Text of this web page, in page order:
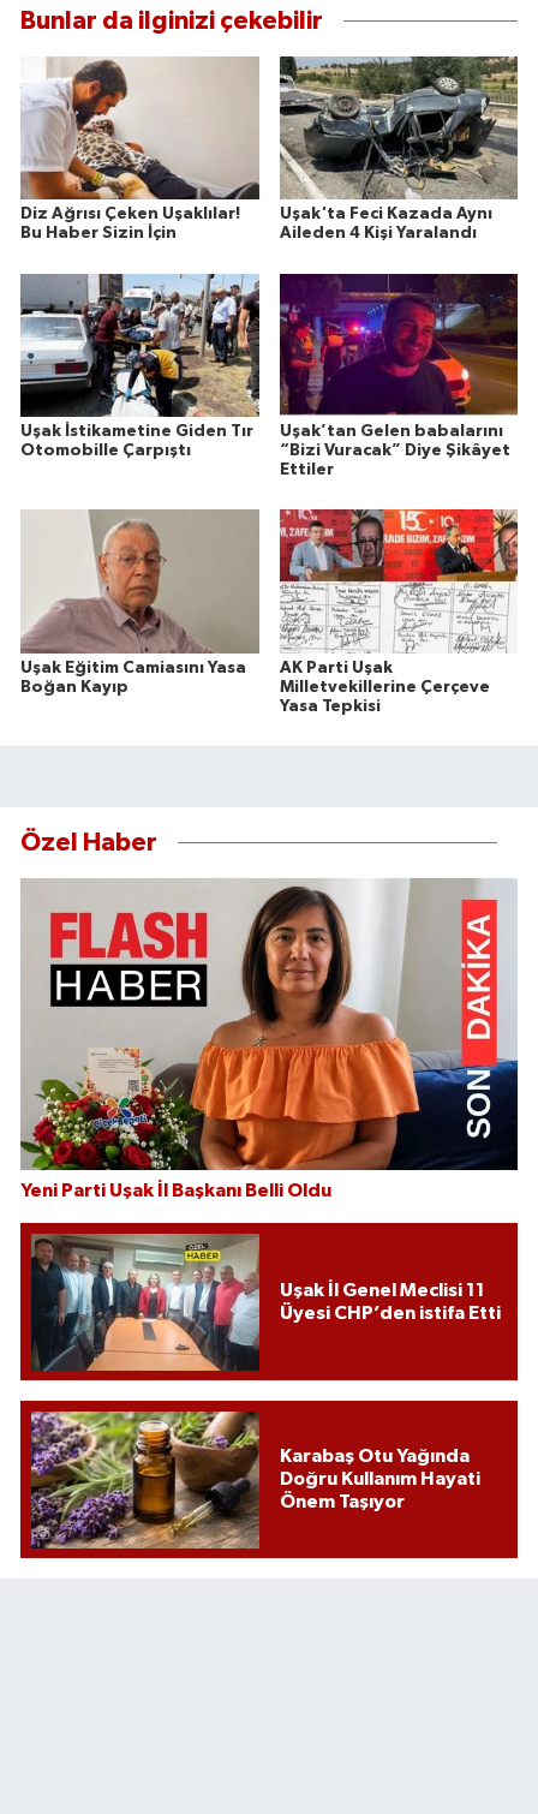
Bunlar da ilginizi çekebilir
Diz Ağrısı Çeken Uşaklılar!
Bu Haber Sizin İçin
Uşak'ta Feci Kazada Aynı
Aileden 4 Kişi Yaralandı
Uşak İstikametine Giden Tır
Otomobille Çarpıştı
Uşak’tan Gelen babalarını
“Bizi Vuracak” Diye Şikâyet
Ettiler
Uşak Eğitim Camiasını Yasa
Boğan Kayıp
AK Parti Uşak
Milletvekillerine Çerçeve
Yasa Tepkisi
Özel Haber
Yeni Parti Uşak İl Başkanı Belli Oldu
Uşak İl Genel Meclisi 11
Üyesi CHP’den istifa Etti
Karabaş Otu Yağında
Doğru Kullanım Hayati
Önem Taşıyor